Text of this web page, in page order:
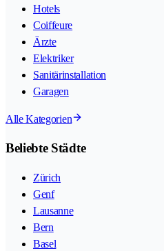
Hotels
Coiffeure
Ärzte
Elektriker
Sanitärinstallation
Garagen
Alle Kategorien
Beliebte Städte
Zürich
Genf
Lausanne
Bern
Basel